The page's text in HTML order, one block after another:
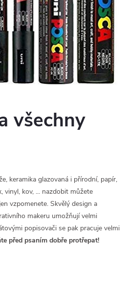
všechny
keramika glazovaná i přírodní, papír,
vinyl, kov, ... nazdobit můžete
vzpomenete. Skvělý design a
makeru umožňují velmi
popisovači se pak pracuje velmi
před psaním dobře protřepat!